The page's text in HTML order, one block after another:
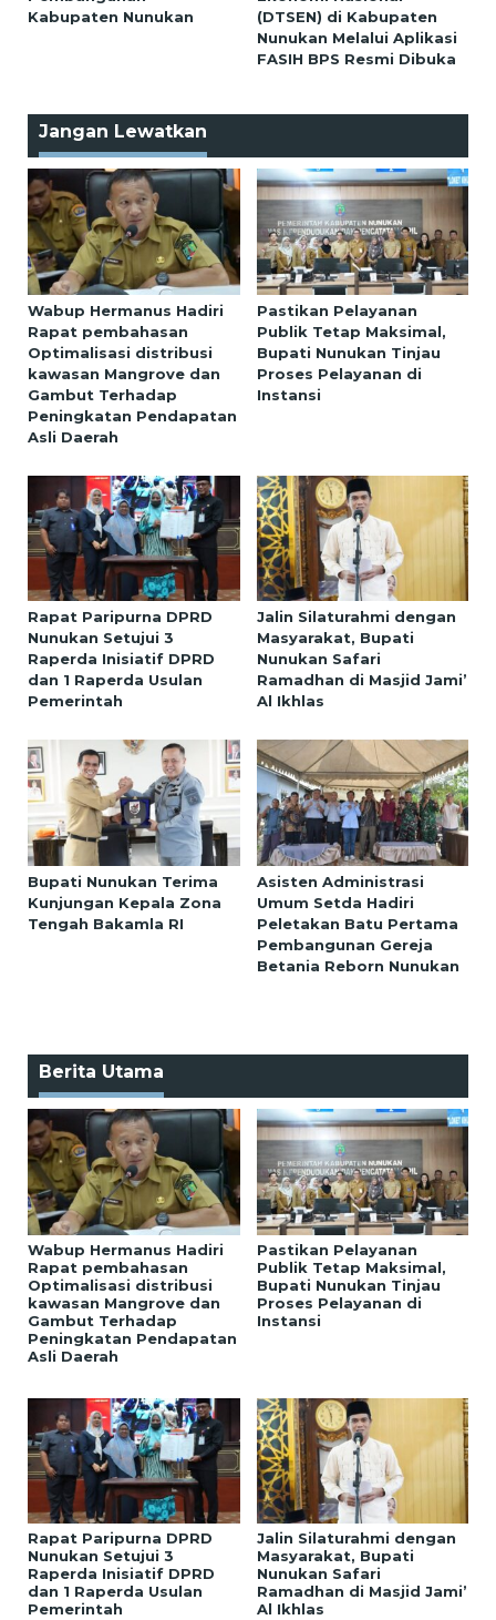
Kabupaten Nunukan
(DTSEN) di Kabupaten
Nunukan Melalui Aplikasi
FASIH BPS Resmi Dibuka
Jangan Lewatkan
Wabup Hermanus Hadiri
Rapat pembahasan
Optimalisasi distribusi
kawasan Mangrove dan
Gambut Terhadap
Peningkatan Pendapatan
Asli Daerah
Pastikan Pelayanan
Publik Tetap Maksimal,
Bupati Nunukan Tinjau
Proses Pelayanan di
Instansi
Rapat Paripurna DPRD
Nunukan Setujui 3
Raperda Inisiatif DPRD
dan 1 Raperda Usulan
Pemerintah
Jalin Silaturahmi dengan
Masyarakat, Bupati
Nunukan Safari
Ramadhan di Masjid Jami’
Al Ikhlas
Bupati Nunukan Terima
Kunjungan Kepala Zona
Tengah Bakamla RI
Asisten Administrasi
Umum Setda Hadiri
Peletakan Batu Pertama
Pembangunan Gereja
Betania Reborn Nunukan
Berita Utama
Wabup Hermanus Hadiri
Rapat pembahasan
Optimalisasi distribusi
kawasan Mangrove dan
Gambut Terhadap
Peningkatan Pendapatan
Asli Daerah
Pastikan Pelayanan
Publik Tetap Maksimal,
Bupati Nunukan Tinjau
Proses Pelayanan di
Instansi
Rapat Paripurna DPRD
Nunukan Setujui 3
Raperda Inisiatif DPRD
dan 1 Raperda Usulan
Pemerintah
Jalin Silaturahmi dengan
Masyarakat, Bupati
Nunukan Safari
Ramadhan di Masjid Jami’
Al Ikhlas